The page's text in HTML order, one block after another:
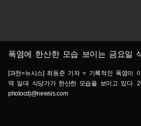
폭염에 한산한 모습 보이는 금요일
[과천=뉴시스] 최동준 기자 = 기록적인 폭염이
역 일대 식당가가 한산한 모습을 보이고 있다.
photocdj@newsis.com